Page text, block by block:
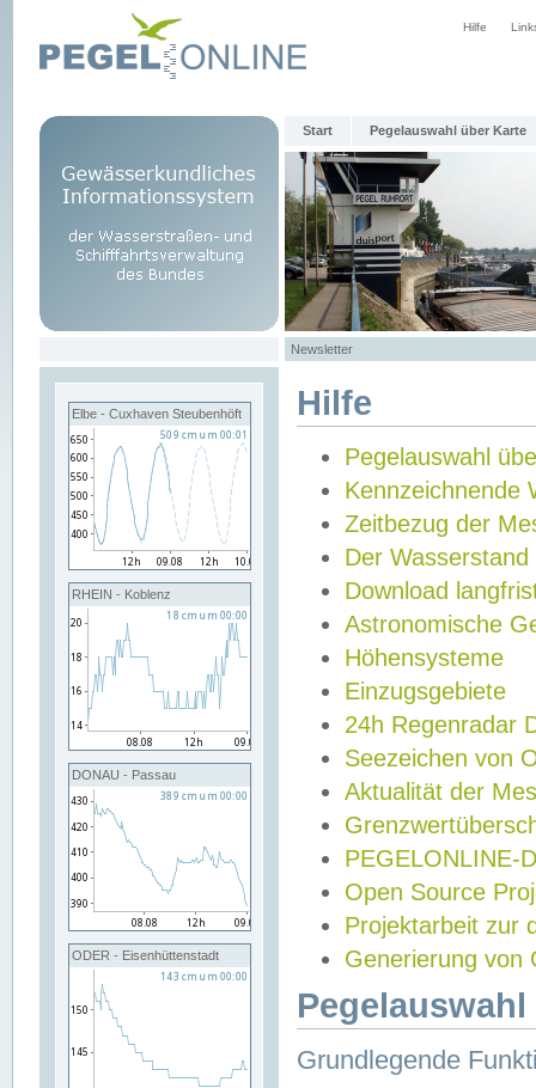
Hilfe
Start Pegelauswahl über Karte
Newsletter
Elbe - Cuxhaven Steubenhöft
RHEIN - Koblenz
DONAU - Passau
ODER - Eisenhüttenstadt
Hilfe
Pegelauswahl
Kennzeichnende
Zeitbezug der
Der Wasserstand
Download
Astronomische
Höhensysteme
Einzugsgebiete
24h Regenradar
Seezeichen von
Aktualität der
PEGELONLINE-
Open Source
Projektarbeit zur
Generierung von
Grundlegende